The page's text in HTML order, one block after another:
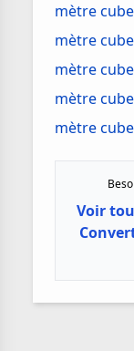
mètre
mètre
mètre
mètre
mètre
Voir